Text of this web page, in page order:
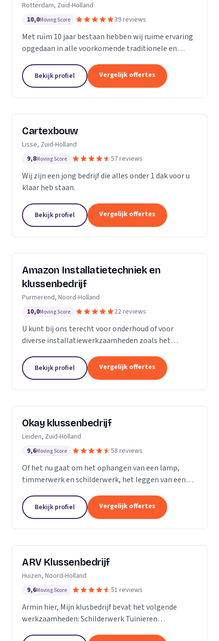
Rotterdam, Zuid-Holland
10,0Moving Score 39 reviews
Met ruim 10 jaar bestaan hebben wij ruime ervaring
opgedaan in alle voorkomende traditionele en
particuliere en zakelijke bouwbranche.
Bekijk profiel Vergelijk offertes
Cartexbouw
Lisse, Zuid-Holland
9,8Moving Score 57 reviews
Wij zijn een jong bedrijf die alles onder 1 dak voor u
klaar heb staan.
Bekijk profiel Vergelijk offertes
Amazon Installatietechniek en
klussenbedrijf
Purmerend, Noord-Holland
10,0Moving Score 22 reviews
U kunt bij ons terecht voor onderhoud of voor
diverse installatiewerkzaamheden zoals het
vloerverwarming, radiatoren, convectoren,
leidingwerk, geisers,...
Bekijk profiel Vergelijk offertes
Okay klussenbedrijf
Leiden, Zuid-Holland
9,6Moving Score 58 reviews
Of het nu gaat om het ophangen van een lamp,
timmerwerk en schilderwerk, het leggen van een
renovatie en aanleggen van een nieuwe badkamer
of...
Bekijk profiel Vergelijk offertes
ARV Klussenbedrijf
Huizen, Noord-Holland
9,6Moving Score 51 reviews
Armin hier, Mijn klusbedrijf bevat het volgende
werkzaamheden: Schilderwerk Tuinieren